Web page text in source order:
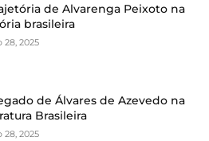
de Alvarenga Peixoto na
brasileira
28, 2025
de Álvares de Azevedo na
Brasileira
28, 2025